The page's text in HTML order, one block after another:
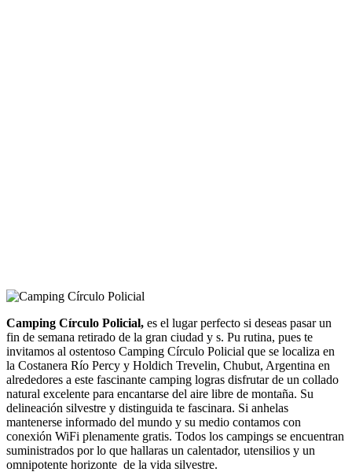
Camping Círculo Policial, es el lugar perfecto si deseas pasar un
fin de semana retirado de la gran ciudad y s. Pu rutina, pues te
invitamos al ostentoso Camping Círculo Policial que se localiza en
la Costanera Río Percy y Holdich Trevelin, Chubut, Argentina en
alrededores a este fascinante camping logras disfrutar de un collado
natural excelente para encantarse del aire libre de montaña. Su
delineación silvestre y distinguida te fascinara. Si anhelas
mantenerse informado del mundo y su medio contamos con
conexión WiFi plenamente gratis. Todos los campings se encuentran
suministrados por lo que hallaras un calentador, utensilios y un
omnipotente horizonte de la vida silvestre.